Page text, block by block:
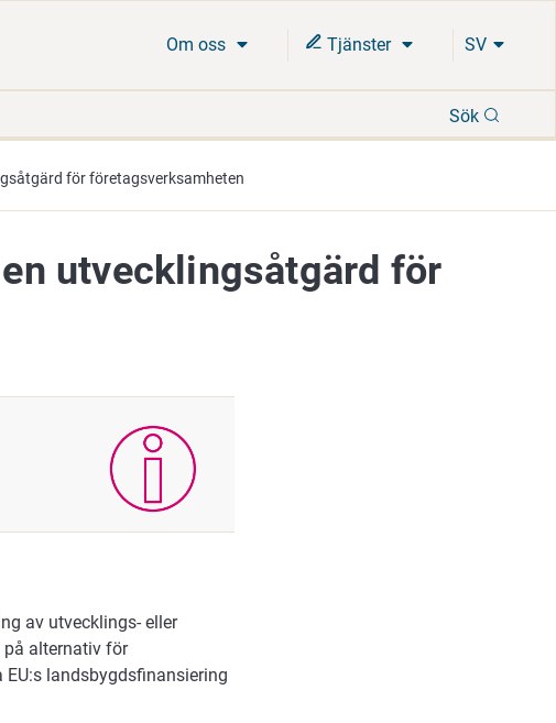
Om oss Tjänster SV
Sök
för företagsverksamheten
utvecklingsåtgärd för
av utvecklings- eller
på alternativ för
landsbygdsfinansiering